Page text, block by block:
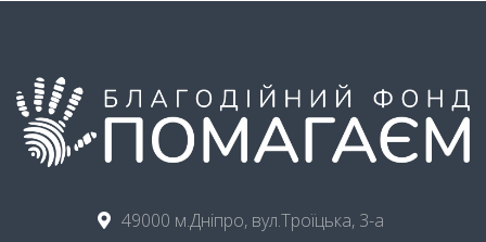
49000 м.Дніпро, вул.Троїцька, 3-а